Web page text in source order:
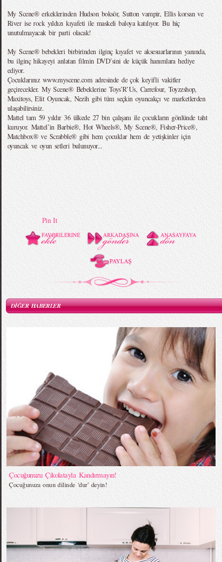
My Scene® erkeklerinden Hudson boksör, Sutton vampir, Ellis korsan ve
River ise rock yıldızı kıyafeti ile maskeli baloya katılıyor. Bu hiç
unutulmayacak bir parti olacak!
My Scene® bebekleri birbirinden ilginç kıyafet ve aksesuarlarının yanında,
bu ilginç hikayeyi anlatan filmin DVD’sini de küçük hanımlara hediye
ediyor.
Çocuklarınız www.myscene.com adresinde de çok keyifli vakitler
geçirecekler. My Scene® Bebeklerine Toys’R’Us, Carrefour, Toyzzshop,
Maxitoys, Elit Oyuncak, Nezih gibi tüm seçkin oyuncakçı ve marketlerden
ulaşabilirsiniz.
Mattel tam 59 yıldır 36 ülkede 27 bin çalışanı ile çocukların gönlünde taht
kuruyor. Mattel’in Barbie®, Hot Wheels®, My Scene®, Fisher-Price®,
Matchbox® ve Scrabble® gibi hem çocuklar hem de yetişkinler için
oyuncak ve oyun setleri bulunuyor...
Pin It
DİĞER HABERLER
Çocuğunuzu Çikolatayla Kandırmayın!
Çocuğunuza onun dilinde ‘dur’ deyin!